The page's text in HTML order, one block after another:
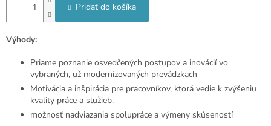
Pridať do košíka
Výhody:
Priame poznanie osvedčených postupov a inovácií vo
vybraných, už modernizovaných prevádzkach
Motivácia a inšpirácia pre pracovníkov, ktorá vedie k zvýšeniu
kvality práce a služieb.
možnosť nadviazania spolupráce a výmeny skúseností